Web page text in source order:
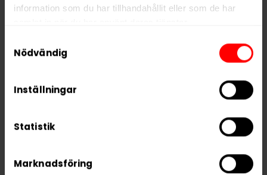
information som du har tillhandahållit eller som de har
We work with
who may receive and
Nödvändig
Inställningar
Statistik
Marknadsföring
PRODUKTINFORMATION
Smak
Styrka
Nikotin per portion
Vikt per dosa